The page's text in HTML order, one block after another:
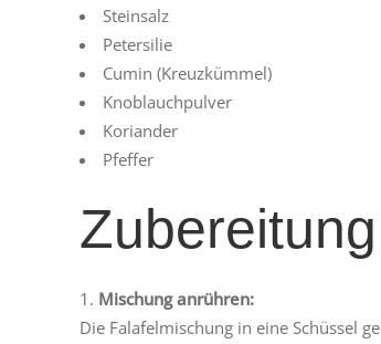
Steinsalz
Petersilie
Cumin (Kreuzkümmel)
Knoblauchpulver
Koriander
Pfeffer
Zubereitung
Mischung anrühren:
Die Falafelmischung in eine Schüssel